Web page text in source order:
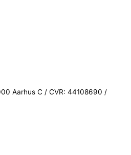
Aarhus C / CVR: 44108690 /